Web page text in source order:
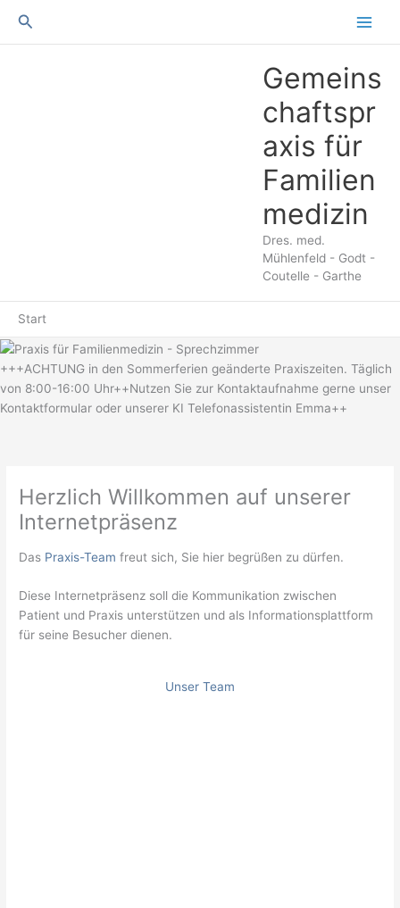
Suchen
Gemeins
chaftspr
axis für
Familien
medizin
Dres. med.
Mühlenfeld - Godt -
Coutelle - Garthe
Start
+++ACHTUNG in den Sommerferien geänderte Praxiszeiten. Täglich
von 8:00-16:00 Uhr++Nutzen Sie zur Kontaktaufnahme gerne unser
Kontaktformular oder unserer KI Telefonassistentin Emma++
Herzlich Willkommen auf unserer
Internetpräsenz
Das Praxis-Team freut sich, Sie hier begrüßen zu dürfen.
Diese Internetpräsenz soll die Kommunikation zwischen
Patient und Praxis unterstützen und als Informationsplattform
für seine Besucher dienen.
Unser Team